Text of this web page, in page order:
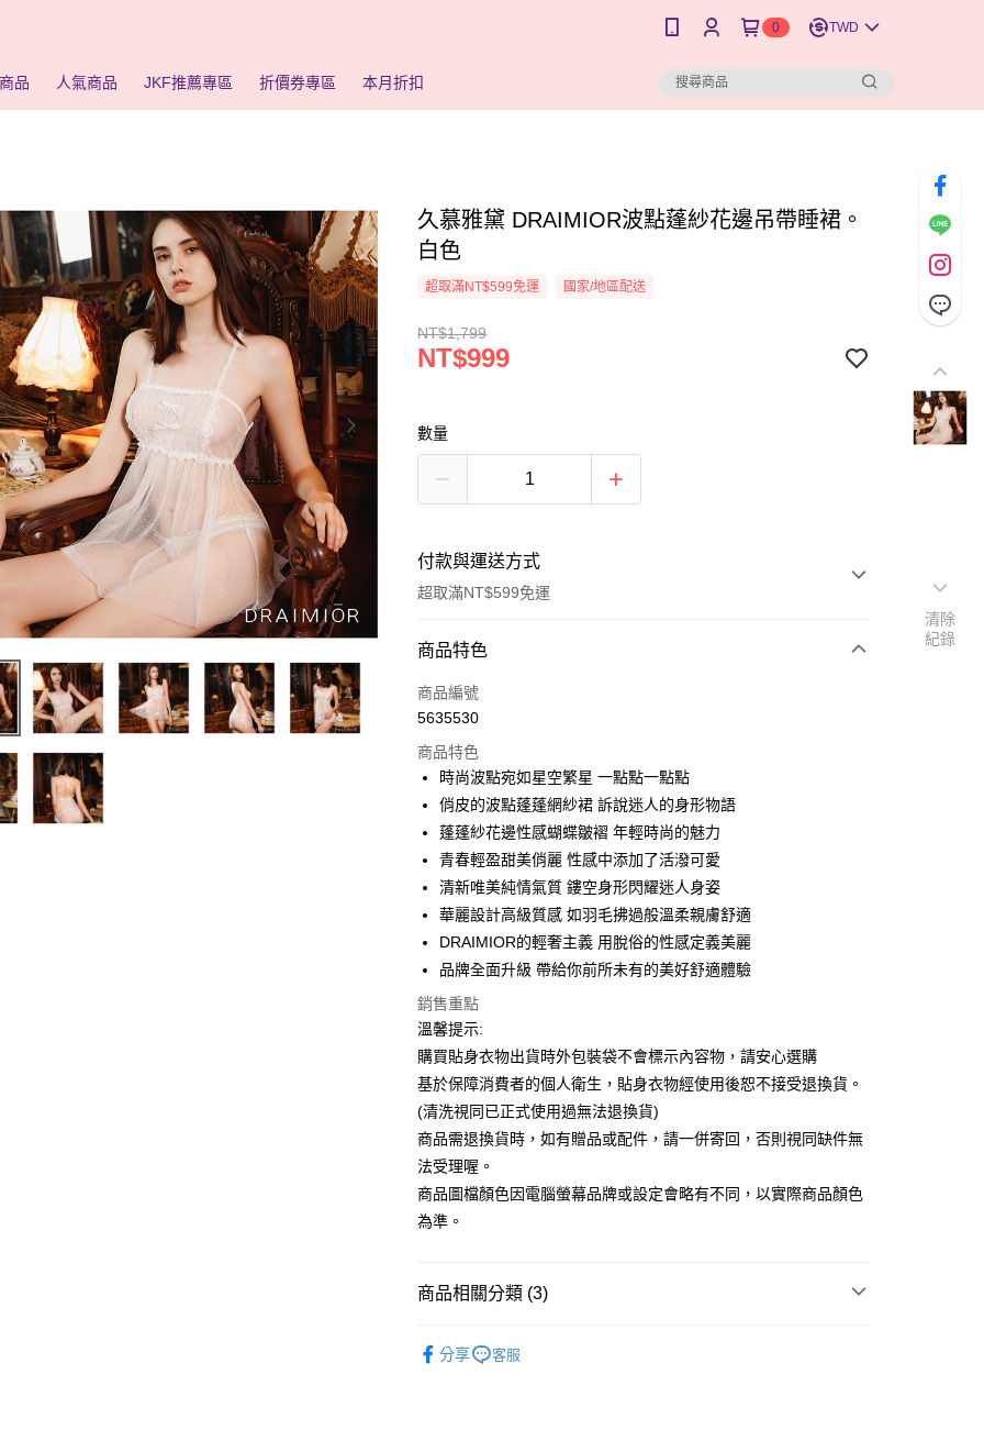
0 TWD
品 人氣商品 JKF推薦專區 折價券專區 本月折扣
久慕雅黛 DRAIMIOR波點蓬紗花邊吊帶睡裙。
白色
超取滿NT$599免運 國家/地區配送
NT$1,799
NT$999
數量
付款與運送方式
超取滿NT$599免運
付款方式
信用卡一次付款
LINE Pay
Apple Pay
街口支付
悠遊付
ATM付款
運送方式
全家付款取貨
每筆NT$65，滿NT$599(含以上)免運費
7-11付款取貨
每筆NT$65，滿NT$599(含以上)免運費
宅配
每筆NT$80，滿NT$599(含以上)免運費
商品特色
商品編號
5635530
商品特色
時尚波點宛如星空繁星 一點點一點點
俏皮的波點蓬蓬網紗裙 訴說迷人的身形物語
蓬蓬紗花邊性感蝴蝶皺褶 年輕時尚的魅力
青春輕盈甜美俏麗 性感中添加了活潑可愛
清新唯美純情氣質 鏤空身形閃耀迷人身姿
華麗設計高級質感 如羽毛拂過般溫柔親膚舒適
DRAIMIOR的輕奢主義 用脫俗的性感定義美麗
品牌全面升級 帶給你前所未有的美好舒適體驗
銷售重點
溫馨提示:
購買貼身衣物出貨時外包裝袋不會標示內容物，請安心選購
基於保障消費者的個人衛生，貼身衣物經使用後恕不接受退換貨。
(清洗視同已正式使用過無法退換貨)
商品需退換貨時，如有贈品或配件，請一併寄回，否則視同缺件無
法受理喔。
商品圖檔顏色因電腦螢幕品牌或設定會略有不同，以實際商品顏色
為準。
商品相關分類 (3)
分享 客服
清除
紀錄